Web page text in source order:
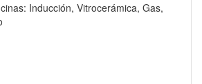
Inducción, Vitrocerámica, Gas,